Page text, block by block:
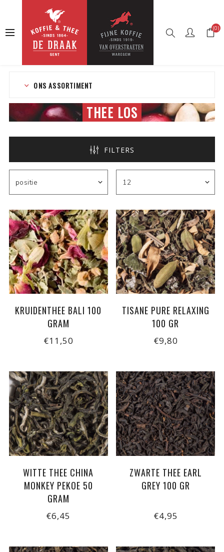
(0)
Startpagina Webshop Thee
THEE LOS
FILTERS
KRUIDENTHEE BALI 100
GRAM
€11,50
TISANE PURE RELAXING
100 GR
€9,80
WITTE THEE CHINA
MONKEY PEKOE 50
GRAM
€6,45
ZWARTE THEE EARL
GREY 100 GR
€4,95
ONS ASSORTIMENT